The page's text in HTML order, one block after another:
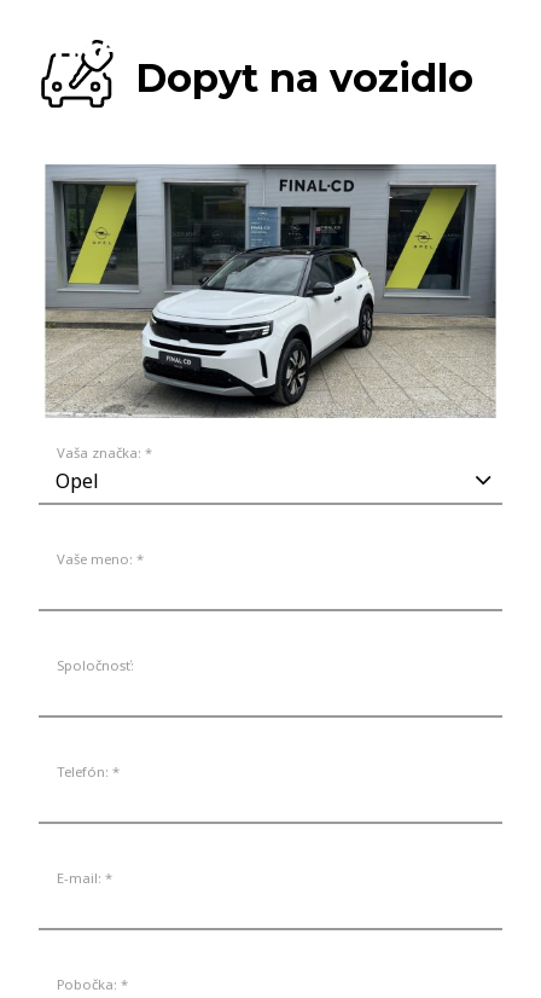
Dopyt na vozidlo
Vaša značka: *
Vaše meno: *
Spoločnosť:
Telefón: *
E-mail: *
Pobočka: *